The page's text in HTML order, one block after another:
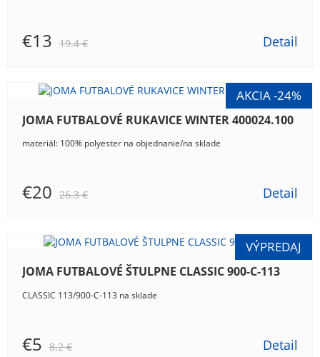
€13 19.4 € Detail
JOMA FUTBALOVÉ RUKAVICE WINTER 400024.100
materiál: 100% polyester na objednanie/na sklade
€20 26.3 € Detail
JOMA FUTBALOVÉ ŠTULPNE CLASSIC 900-C-113
CLASSIC 113/900-C-113 na sklade
€5 8.2 € Detail